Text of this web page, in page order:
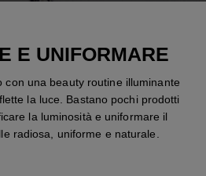
E UNIFORMARE
con una beauty routine illuminante
la luce. Bastano pochi prodotti
la luminosità e uniformare il
radiosa, uniforme e naturale.